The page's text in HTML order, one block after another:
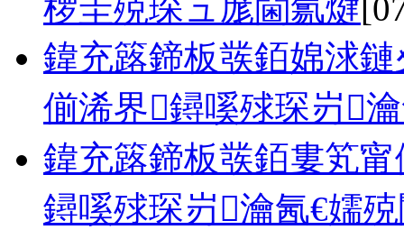
椤圭殑琛ュ厖閫氱煡
鍏充簬鍗板彂銆婂浗
偂浠界鐞嗘殏琛岃
鍏充簬鍗板彂銆婁笂
鐞嗘殏琛岃瀹氥€嬬